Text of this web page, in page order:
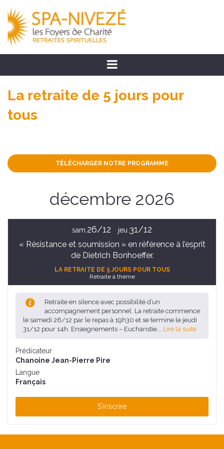
La retraite de 5 jours pour
tous
TÉLÉCHARGER NOTRE PROGRAMME
décembre 2026
sam. 26/12 jeu. 31/12
« Résistance et soumission » en référence à l’esprit
de Dietrich Bonhoeffer.
LA RETRAITE DE 5 JOURS POUR TOUS
Retraite à thème
Retraite en silence avec possibilité d’un
accompagnement personnel. La retraite commence
le samedi 26/12 par le repas à 19h30 et se termine le jeudi
31/12 pour 14h. Enseignements – Eucharistie... Lire la suite
Prédicateur
Chanoine Jean-Pierre Pire
Langue
Français
S'inscrire